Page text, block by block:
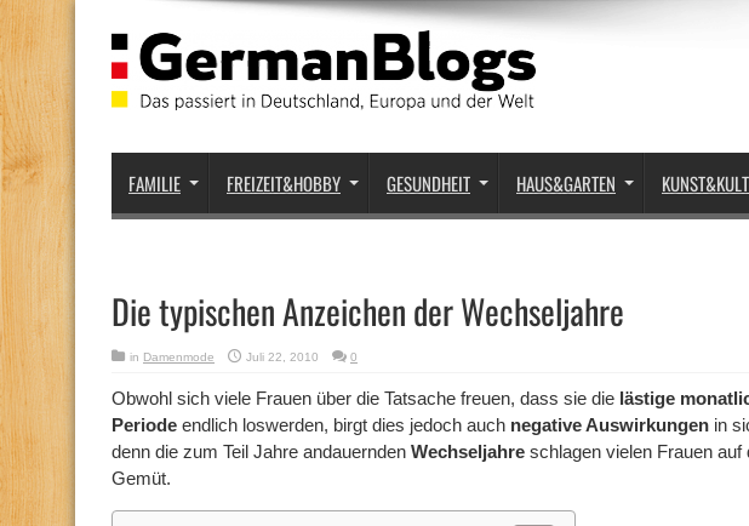
FAMILIE FREIZEIT&HOBBY GESUNDHEIT HAUS&GARTEN
Die typischen Anzeichen der Wechseljahre
in Damenmode Juli 22, 2010 0
Obwohl sich viele Frauen über die Tatsache freuen, dass sie die lästige
Periode endlich loswerden, birgt dies jedoch auch negative Auswirkungen in
denn die zum Teil Jahre andauernden Wechseljahre schlagen vielen Frauen auf
Gemüt.